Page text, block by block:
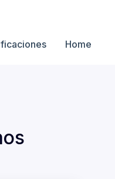
submenú de
Home